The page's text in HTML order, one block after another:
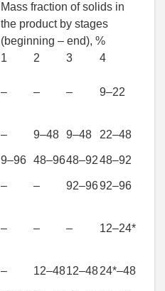
Mass fraction of solids in
the product by stages
(beginning – end), %
1
2 3 4
– – – 9–22
– 9–48 9–48 22–48
9–96 48–9648–9248–92
– – 92–9692–96
– – – 12–24*
– 12–4812–4824*–48